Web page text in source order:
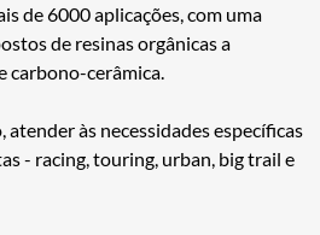
de 6000 aplicações, com uma
de resinas orgânicas a
carbono-cerâmica.
às necessidades específicas
- racing, touring, urban, big trail e